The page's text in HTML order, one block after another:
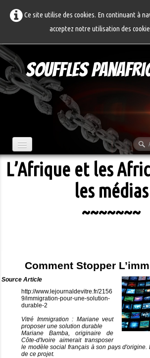
Ce site utilise des cookies. En continuant à
acceptez notre utilisation des
Souffles
Accueil
Partenaires▼
Contact
L’Afrique et les
les médias
~~~~~~~
Comment Stopper
Source Article
http://www.lejournaldevitre.fr/2156
9/immigration-pour-une-solution-
durable-2
Vitré Immigration : Mariane veut
proposer une solution durable
Mariane Bamba, originaire de
Côte-d'Ivoire aimerait transposer
le modèle social français à son pays d'origine.
de ce projet.